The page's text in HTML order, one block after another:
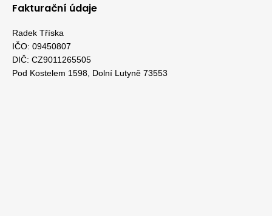
Fakturační údaje
Radek Tříska
IČO: 09450807
DIČ: CZ9011265505
Pod Kostelem 1598, Dolní Lutyně 73553